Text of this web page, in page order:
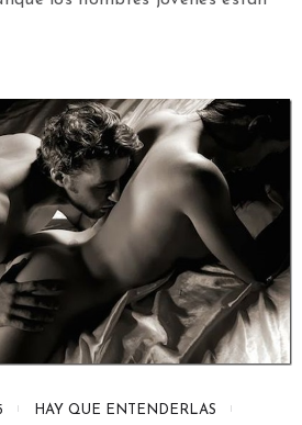
HAY QUE ENTENDERLAS